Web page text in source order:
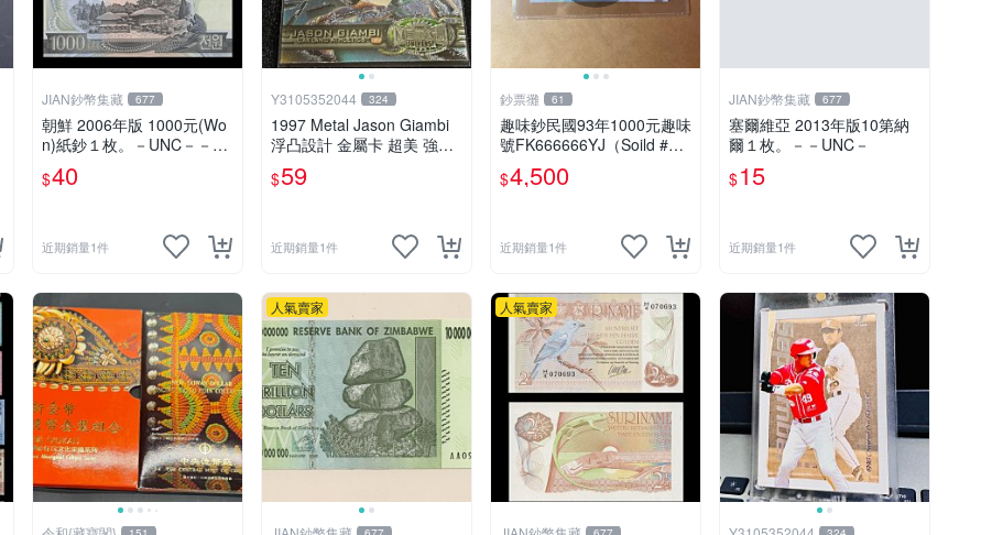
JIAN鈔幣集藏 677
朝鮮 2006年版 1000元(Wo
n)紙鈔１枚。－UNC－－－
（北韓-北朝鮮）
$40
近期銷量1件
Y3105352044 324
1997 Metal Jason Giambi
浮凸設計 金屬卡 超美 強力
左打 名人堂 運動家 洋基
$59
近期銷量1件
鈔票攤 61
趣味鈔民國93年1000元趣味
號FK666666YJ（Soild #6's
$4,500
近期銷量1件
JIAN鈔幣集藏 677
塞爾維亞 2013年版10第納
爾１枚。－－UNC－
$15
近期銷量1件
人氣賣家 人氣賣家